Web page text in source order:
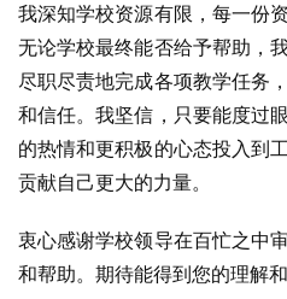
我深知学校资源有限，每一份
无论学校最终能否给予帮助，
尽职尽责地完成各项教学任务
和信任。我坚信，只要能度过
的热情和更积极的心态投入到
贡献自己更大的力量。
衷心感谢学校领导在百忙之中
和帮助。期待能得到您的理解和